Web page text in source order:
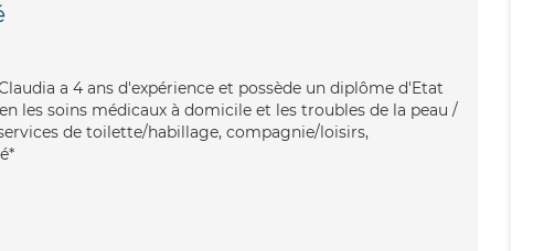
a 4 ans d'expérience et possède un diplôme d'Etat
les soins médicaux à domicile et les troubles de la peau /
de toilette/habillage, compagnie/loisirs,